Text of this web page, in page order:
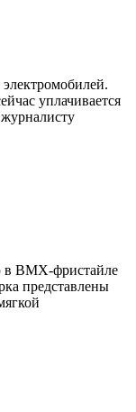
уплачивается
в BMX-фристайле
представлены